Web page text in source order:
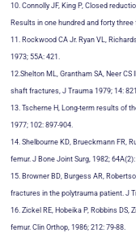
10. Connolly JF, King P, Closed
Results in one hundred and forty
11. Rockwood CA Jr. Ryan VL,
1973; 55A: 421.
12.Shelton ML, Grantham SA, Neer
shaft fractures, J Trauma 1979; 14:
13. Tscherne H, Long-term results of
1977; 102: 897-904.
14. Shelbourne KD, Brueckmann FR,
femur. J Bone Joint Surg, 1982;
15. Browner BD, Burgess AR,
fractures in the polytrauma patient. J
16. Zickel RE, Hobeika P, Robbins
femur. Clin Orthop, 1986; 212: 79-88.